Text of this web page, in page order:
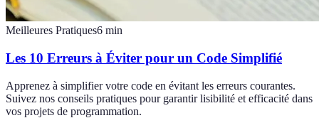
Meilleures Pratiques6 min
Les 10 Erreurs à Éviter pour un Code Simplifié
Apprenez à simplifier votre code en évitant les erreurs courantes.
Suivez nos conseils pratiques pour garantir lisibilité et efficacité dans
vos projets de programmation.